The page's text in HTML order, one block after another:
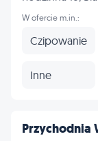
W ofercie m.in.:
Czipowanie
Inne
Przychodnia